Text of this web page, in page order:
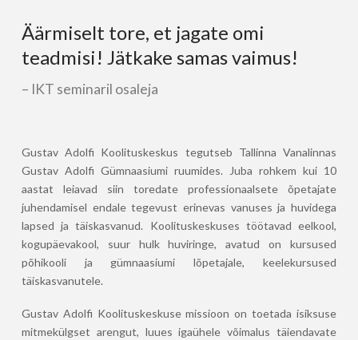
Äärmiselt tore, et jagate omi
teadmisi! Jätkake samas vaimus!
IKT seminaril osaleja
Gustav Adolfi Koolituskeskus tegutseb Tallinna Vanalinnas
Gustav Adolfi Gümnaasiumi ruumides. Juba rohkem kui 10
aastat leiavad siin toredate professionaalsete õpetajate
juhendamisel endale tegevust erinevas vanuses ja huvidega
lapsed ja täiskasvanud. Koolituskeskuses töötavad eelkool,
kogupäevakool, suur hulk huviringe, avatud on kursused
põhikooli ja gümnaasiumi lõpetajale, keelekursused
täiskasvanutele.
Gustav Adolfi Koolituskeskuse missioon on toetada isiksuse
mitmekülgset arengut, luues igaühele võimalus täiendavate